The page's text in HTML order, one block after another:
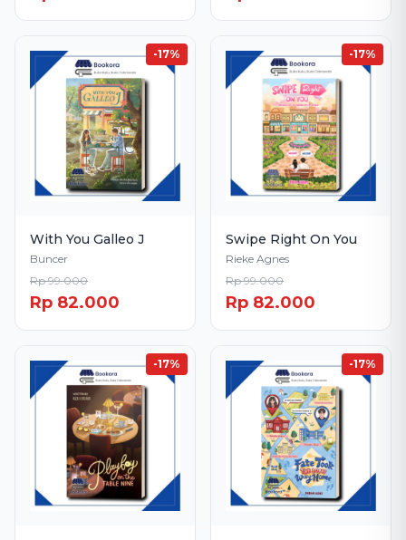
-17%
With You Galleo J
Buncer
Rp 99.000
Rp 82.000
-17%
Swipe Right On You
Rieke Agnes
Rp 99.000
Rp 82.000
-17% -17%